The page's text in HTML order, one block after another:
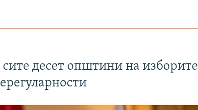
десет општини на изборите